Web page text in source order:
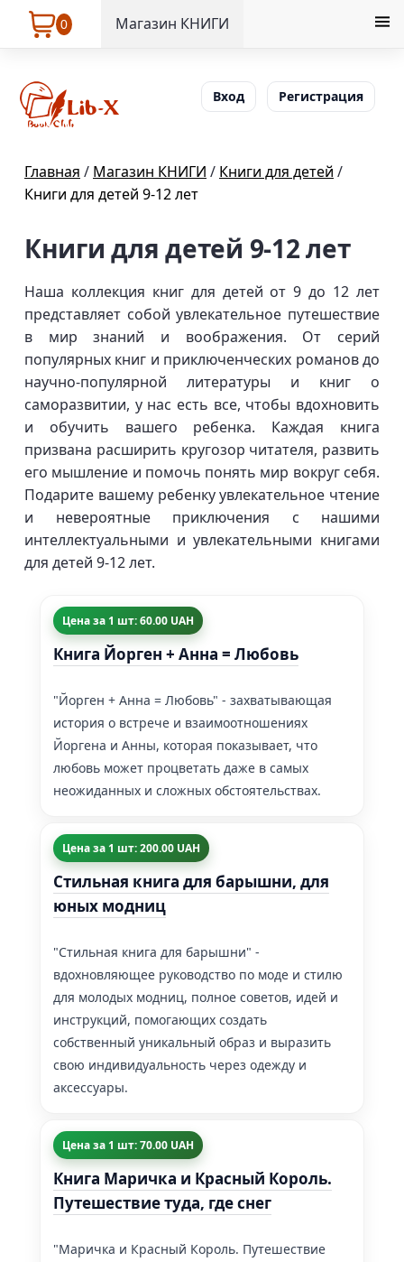
0 Магазин КНИГИ
Вход Регистрация
Главная / Магазин КНИГИ / Книги для детей /
Книги для детей 9-12 лет
Книги для детей 9-12 лет
Наша коллекция книг для детей от 9 до 12 лет
представляет собой увлекательное путешествие
в мир знаний и воображения. От серий
популярных книг и приключенческих романов до
научно-популярной литературы и книг о
саморазвитии, у нас есть все, чтобы вдохновить
и обучить вашего ребенка. Каждая книга
призвана расширить кругозор читателя, развить
его мышление и помочь понять мир вокруг себя.
Подарите вашему ребенку увлекательное чтение
и невероятные приключения с нашими
интеллектуальными и увлекательными книгами
для детей 9-12 лет.
Цена за 1 шт: 60.00 UAH
Книга Йорген + Анна = Любовь
"Йорген + Анна = Любовь" - захватывающая
история о встрече и взаимоотношениях
Йоргена и Анны, которая показывает, что
любовь может процветать даже в самых
неожиданных и сложных обстоятельствах.
Цена за 1 шт: 200.00 UAH
Стильная книга для барышни, для
юных модниц
"Стильная книга для барышни" -
вдохновляющее руководство по моде и стилю
для молодых модниц, полное советов, идей и
инструкций, помогающих создать
собственный уникальный образ и выразить
свою индивидуальность через одежду и
аксессуары.
Цена за 1 шт: 70.00 UAH
Книга Маричка и Красный Король.
Путешествие туда, где снег
"Маричка и Красный Король. Путешествие